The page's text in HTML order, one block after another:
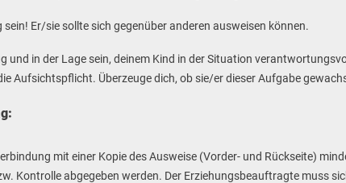
Er/sie sollte sich gegenüber anderen ausweisen können.
und in der Lage sein, deinem Kind in der Situation
Aufsichtspflicht. Überzeuge dich, ob sie/er dieser Aufgabe
mit einer Kopie des Ausweise (Vorder- und Rückseite)
Kontrolle abgegeben werden. Der Erziehungsbeauftragte muss